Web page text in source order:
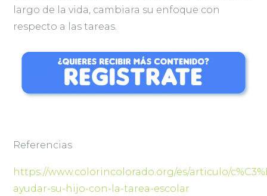
largo de la vida, cambiara su enfoque con
respecto a las tareas.
Referencias
https://www.colorincolorado.org/es/articulo/
ayudar-su-hijo-con-la-tarea-escolar